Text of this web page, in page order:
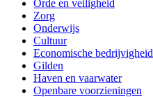
Orde en veiligheid
Zorg
Onderwijs
Cultuur
Economische bedrijvigheid
Gilden
Haven en vaarwater
Openbare voorzieningen